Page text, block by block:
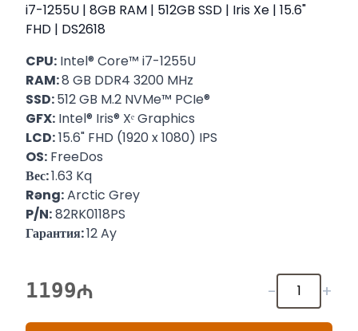
i7-1255U | 8GB RAM | 512GB SSD | Iris Xe | 15.6"
FHD | DS2618
CPU: Intel® Core™ i7-1255U
RAM:8 GB DDR4 3200 MHz
SSD:512 GB M.2 NVMe™ PCIe®
GFX: Intel® Iris® Xᵉ Graphics
LCD:15.6" FHD (1920 x 1080) IPS
OS: FreeDos
Вес:1.63 Kq
Rəng:Arctic Grey
P/N:82RK0118PS
Гарантия:12 Ay
1199 - +